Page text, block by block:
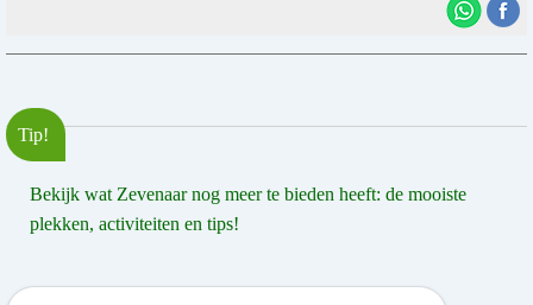
Tip!
Bekijk wat Zevenaar nog meer te bieden heeft: de mooiste
plekken, activiteiten en tips!